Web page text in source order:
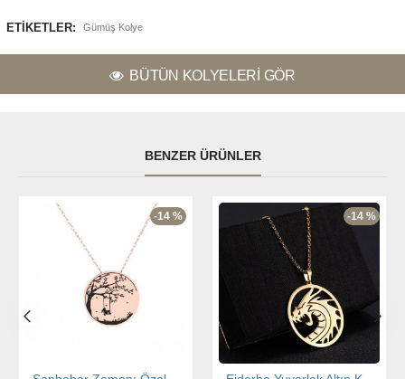
ETIKETLER: Gümüş Kolye
BÜTÜN KOLYELERI GÖR
BENZER ÜRÜNLER
-14 % -14 %